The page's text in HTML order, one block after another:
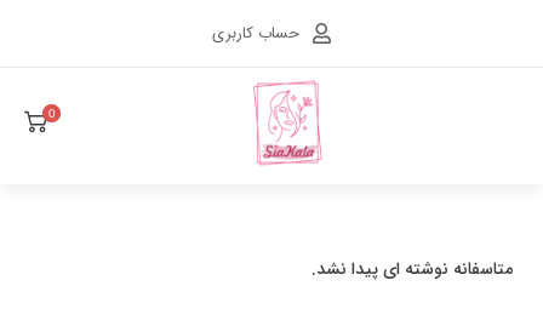
حساب کاربری
0
متاسفانه نوشته ای پیدا نشد.